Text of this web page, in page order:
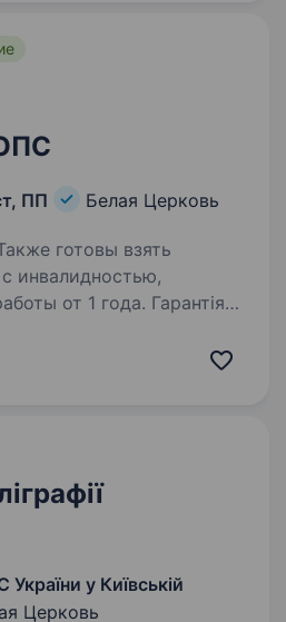
ПП Белая Церковь
готовы взять
инвалидностью,
1 года. Гарантія
монтажу охоронно-
у Київській
Церковь